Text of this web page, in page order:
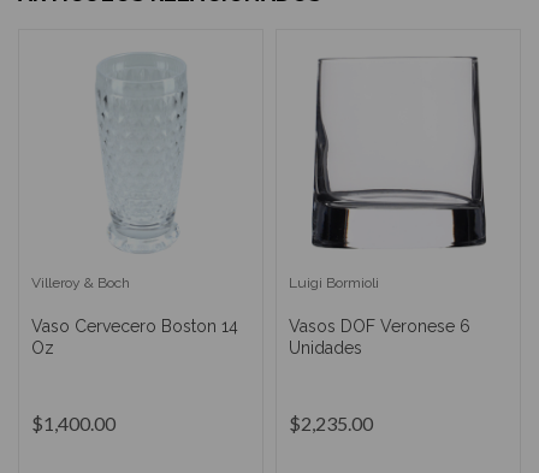
Villeroy & Boch
Vaso Cervecero Boston 14
Oz
$1,400.00
Luigi Bormioli
Vasos DOF Veronese 6
Unidades
$2,235.00